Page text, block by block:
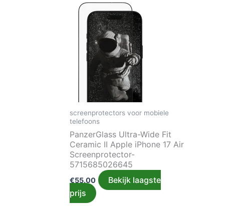
screenprotectors voor mobiele
telefoons
PanzerGlass Ultra-Wide Fit
Ceramic II Apple iPhone 17 Air
Screenprotector-
5715685026645
€55.00
Bekijk laagste
prijs